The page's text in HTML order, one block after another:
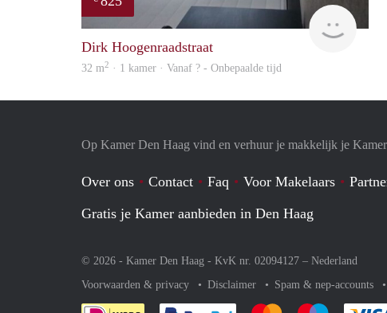
Dirk Hoogenraadstraat
32 m2 · 1 kamer · Vanaf ? - Onbepaalde tijd
Op Kamer Den Haag vind en verhuur je makkelijk je Kamer
Over ons Contact Faq Voor Makelaars
Gratis je Kamer aanbieden in Den Haag
© 2026 - Kamer Den Haag - KvK nr. 02094127 – Nederland
Voorwaarden & privacy
Disclaimer Spam & nep-accounts